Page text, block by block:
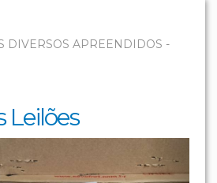
DIVERSOS APREENDIDOS -
Leilões